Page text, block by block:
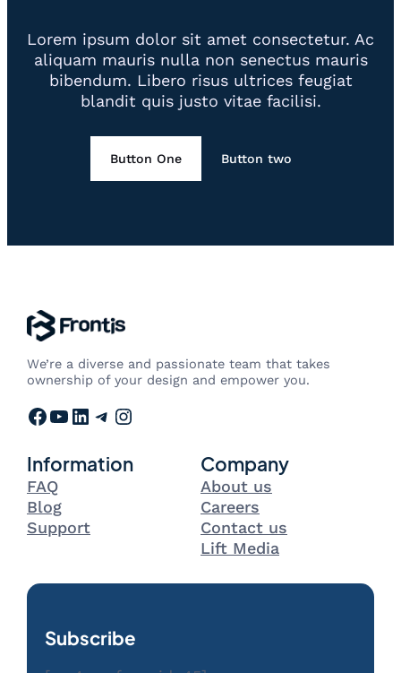
Lorem ipsum dolor sit amet consectetur. Ac
aliquam mauris nulla non senectus mauris
bibendum. Libero risus ultrices feugiat
blandit quis justo vitae facilisi.
Button One Button two
We’re a diverse and passionate team that takes
ownership of your design and empower you.
Facebook YouTube LinkedIn Telegram Instagram
Information
FAQ
Blog
Support
Company
About us
Careers
Contact us
Lift Media
Subscribe